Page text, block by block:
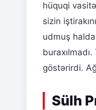
hüquqi
sizin
udmuş
göstərirdi.
Sülh